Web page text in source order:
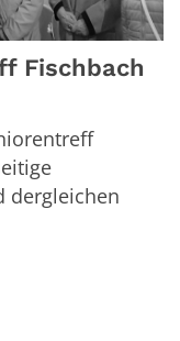
Fischbach
dergleichen